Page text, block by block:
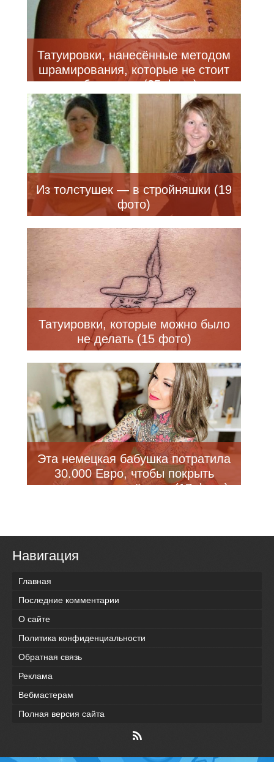
Татуировки, нанесённые методом
шрамирования, которые не стоит
себе делать (25 фото)
Из толстушек — в стройняшки (19
фото)
Татуировки, которые можно было
не делать (15 фото)
Эта немецкая бабушка потратила
30.000 Евро, чтобы покрыть
татуировками всё тело (17 фото)
Навигация
Главная
Последние комментарии
О сайте
Политика конфиденциальности
Обратная связь
Реклама
Вебмастерам
Полная версия сайта